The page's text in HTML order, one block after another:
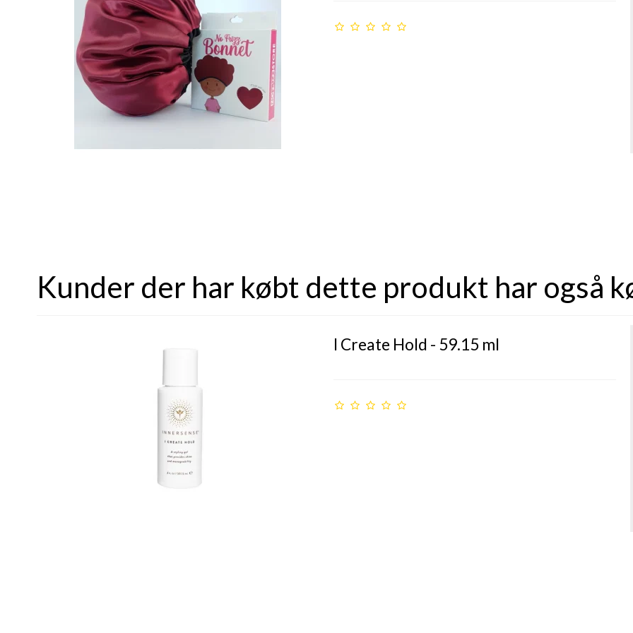
Kunder der har købt dette produkt har også
I Create Hold - 59.15 ml